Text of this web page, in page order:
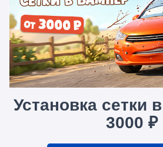
Установка сетки
3000 ₽